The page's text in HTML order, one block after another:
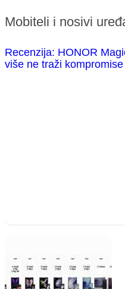
Mobiteli i nosivi
Recenzija: HONOR
više ne traži kompromise